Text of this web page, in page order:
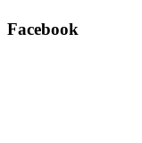
Facebook